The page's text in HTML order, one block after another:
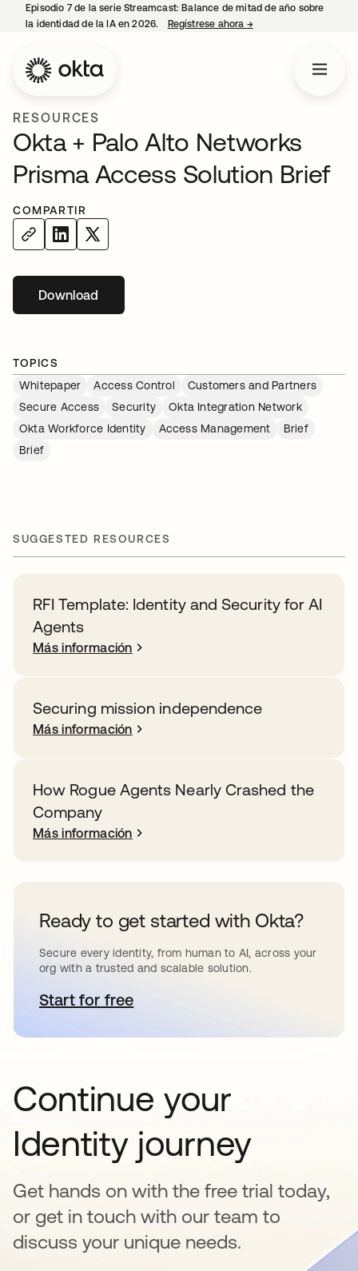
Episodio 7 de la serie Streamcast: Balance de mitad de año sobre
la identidad de la IA en 2026.
Regístrese ahora →se abre en una
RESOURCES
Okta + Palo Alto Networks
Prisma Access Solution Brief
COMPARTIR
Downloadse abre en una pestaña nueva
TOPICS
Whitepaper
Access Control
Customers and Partners
Secure Access
Security
Okta Integration Network
Okta Workforce Identity
Access Management
Brief
Brief
SUGGESTED RESOURCES
RFI Template: Identity and Security for AI
Agents
Más información
Securing mission independence
Más información
How Rogue Agents Nearly Crashed the
Company
Más información
Ready to get started with Okta?
Secure every identity, from human to AI, across your
org with a trusted and scalable solution.
Start for freese abre en una pestaña nueva
Continue your
Identity journey
Get hands on with the free trial today,
or get in touch with our team to
discuss your unique needs.